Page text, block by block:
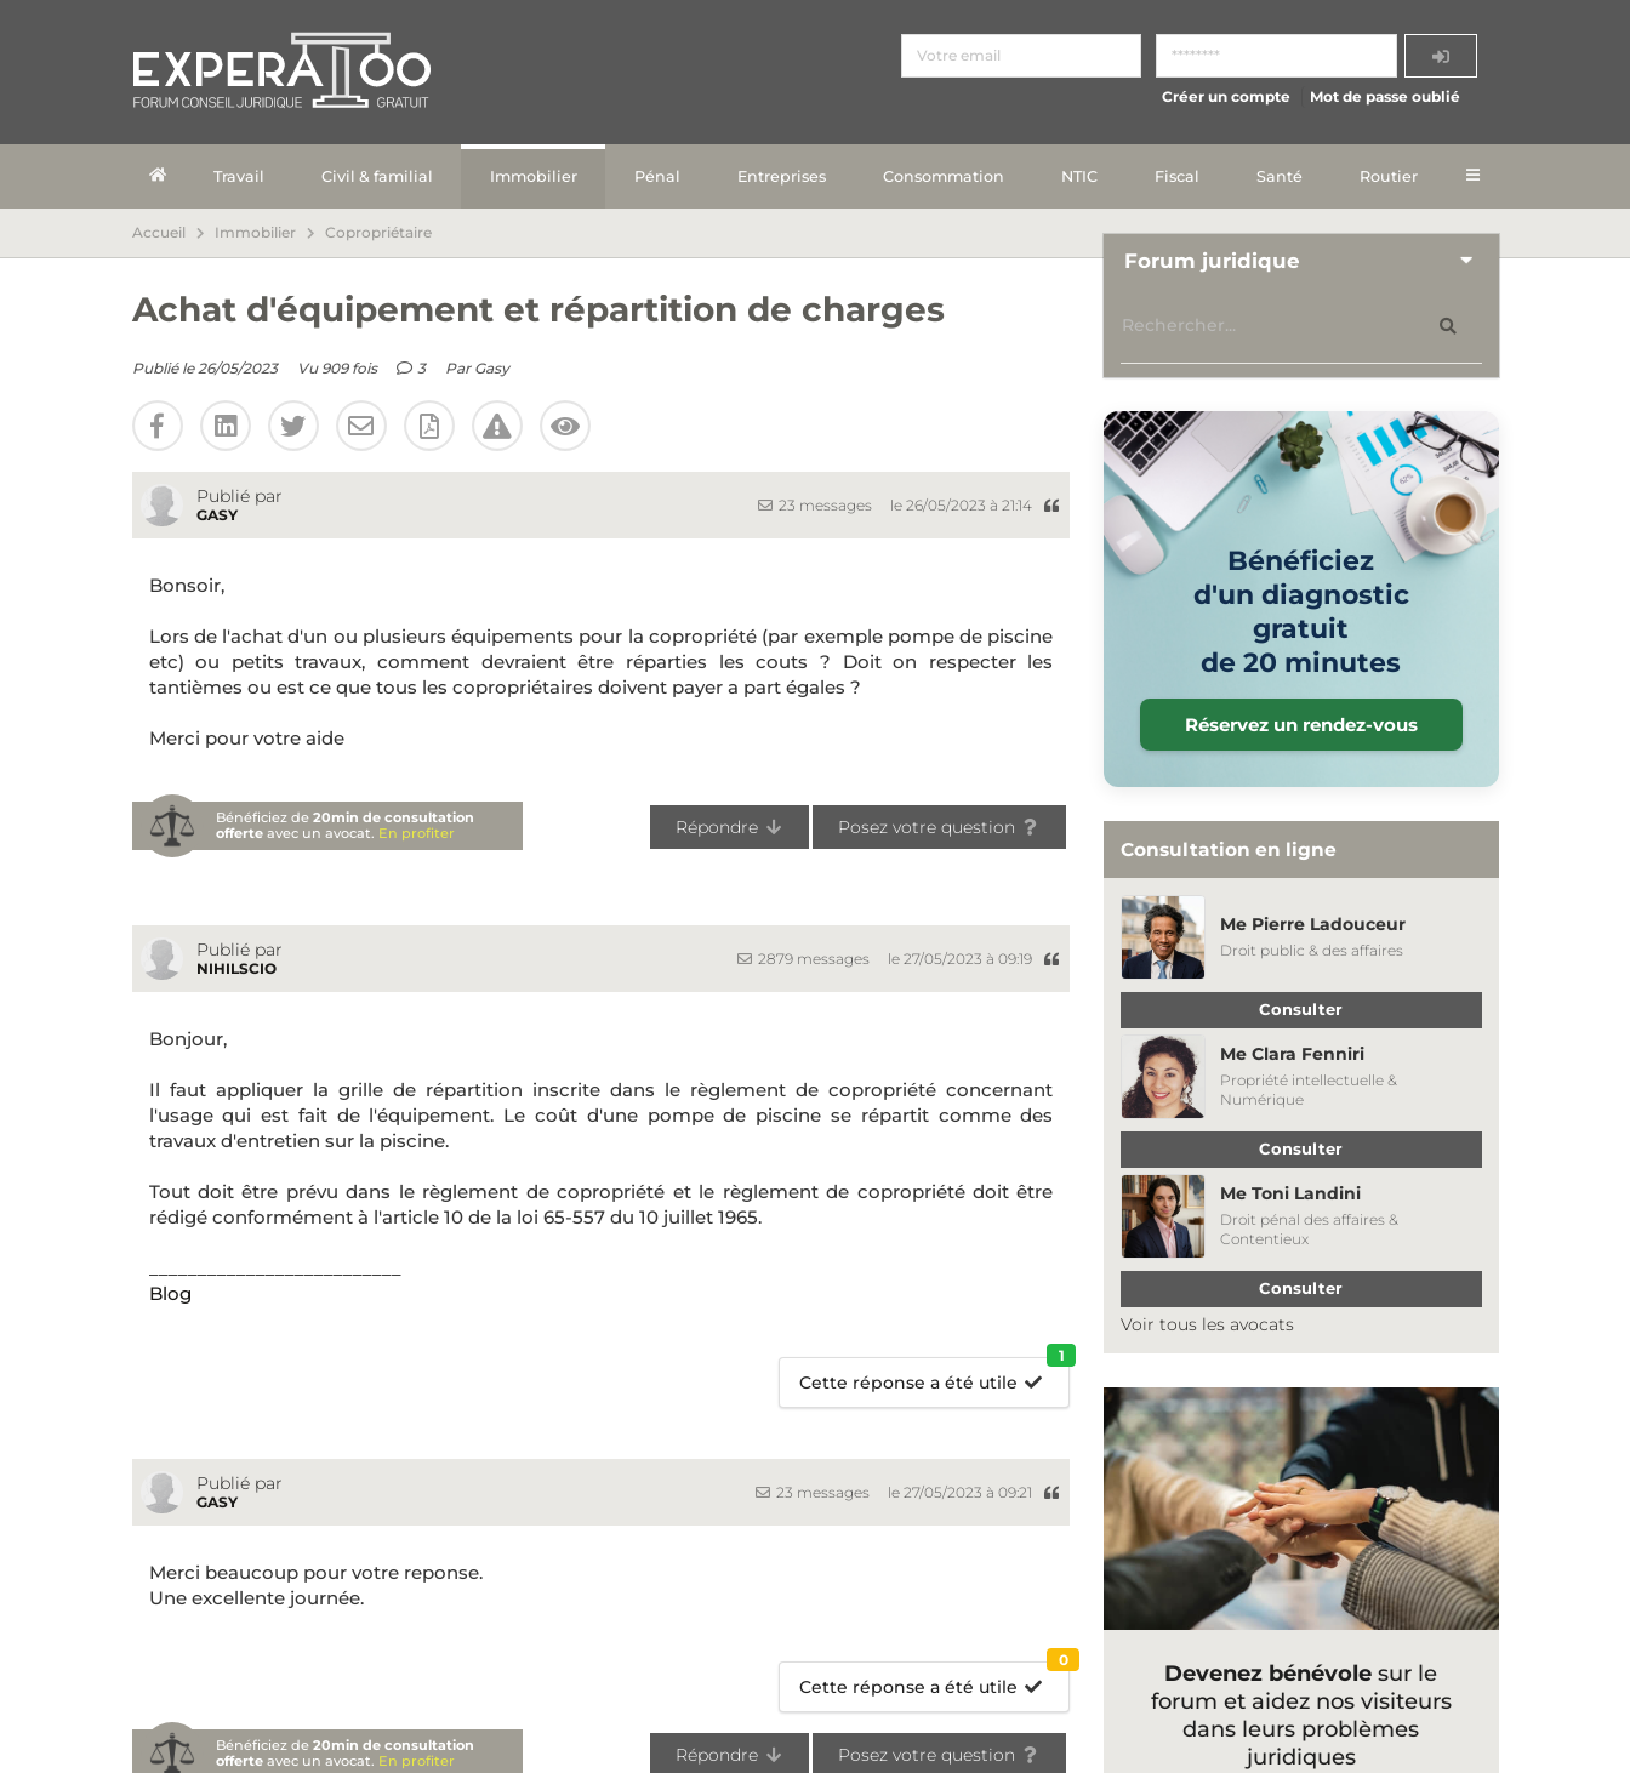
Créer un compte Mot de passe oublié
Travail Civil & familial Immobilier Pénal Entreprises Consommation NTIC Fiscal Santé Routier
Accueil Immobilier Copropriétaire
Achat d'équipement et répartition de charges
Publié le 26/05/2023 Vu 909 fois 3 Par Gasy
Publié par
GASY
23 messages le 26/05/2023 à 21:14
Bonsoir,
Lors de l'achat d'un ou plusieurs équipements pour la copropriété (par exemple pompe de piscine
etc) ou petits travaux, comment devraient être réparties les couts ? Doit on respecter les
tantièmes ou est ce que tous les copropriétaires doivent payer a part égales ?
Merci pour votre aide
Bénéficiez de20min de consultation
offerte avec un avocat. En profiter Répondre Posez votre question
Publié par
NIHILSCIO
2879 messages le 27/05/2023 à 09:19
Bonjour,
Il faut appliquer la grille de répartition inscrite dans le règlement de copropriété concernant
l'usage qui est fait de l'équipement. Le coût d'une pompe de piscine se répartit comme des
travaux d'entretien sur la piscine.
Tout doit être prévu dans le règlement de copropriété et le règlement de copropriété doit être
rédigé conformément à l'article 10 de la loi 65-557 du 10 juillet 1965.
Blog
Cette réponse a été utile
1
Publié par
GASY
23 messages le 27/05/2023 à 09:21
Merci beaucoup pour votre reponse.
Une excellente journée.
Cette réponse a été utile
0
Bénéficiez de20min de consultation
offerte avec un avocat. En profiter Répondre Posez votre question
Forum juridique
Bénéficiez
d'un diagnostic
gratuit
de 20 minutes
Réservez un rendez-vous
Consultation en ligne
Me Pierre Ladouceur
Droit public & des affaires
Consulter
Me Clara Fenniri
Propriété intellectuelle &
Numérique
Consulter
Me Toni Landini
Droit pénal des affaires &
Contentieux
Consulter
Voir tous les avocats
Devenez bénévole sur le
forum et aidez nos visiteurs
dans leurs problèmes
juridiques